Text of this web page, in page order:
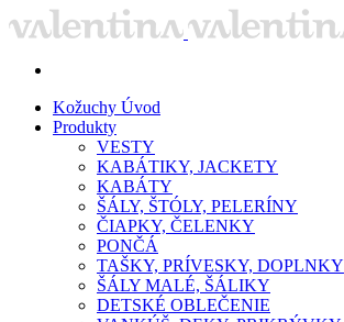
Kožuchy Úvod
Produkty
VESTY
KABÁTIKY, JACKETY
KABÁTY
ŠÁLY, ŠTÓLY, PELERÍNY
ČIAPKY, ČELENKY
PONČÁ
TAŠKY, PRÍVESKY, DOPLNKY
ŠÁLY MALÉ, ŠÁLIKY
DETSKÉ OBLEČENIE